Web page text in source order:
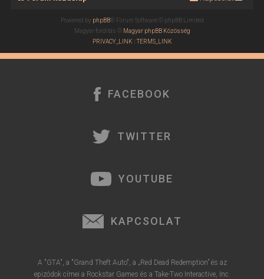
Powered by phpBB® Forum Software © phpBB Limited
Magyar fordítás © Magyar phpBB Közösség
PRIVACY_LINK |TERMS_LINK
FACEBOOK
TWITTER
YOUTUBE
KAPCSOLAT
A "GTA", a "Grand Theft Auto", a „Red Dead Redemption” és az
epizódok címei a Rockstar Games és a Take-Two Interactive, Inc.